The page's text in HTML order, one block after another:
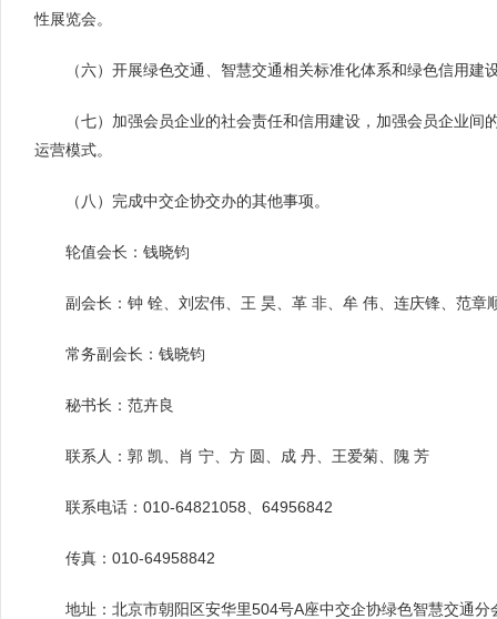
性展览会。
（六）开展绿色交通、智慧交通相关标准化体系和绿色信用建
（七）加强会员企业的社会责任和信用建设，加强会员企业
运营模式。
（八）完成中交企协交办的其他事项。
轮值会长： 钱晓钧
副会长： 钟 铨、刘宏伟、王 昊、革 非、牟 伟、连庆锋、范章
常务副会长：钱晓钧
秘书长：范卉良
联系人：郭 凯、肖 宁、方 圆、成 丹、王爱菊、隗 芳
联系电话：010-64821058、64956842
传真：010-64958842
地址：北京市朝阳区安华里504号A座中交企协绿色智慧交通